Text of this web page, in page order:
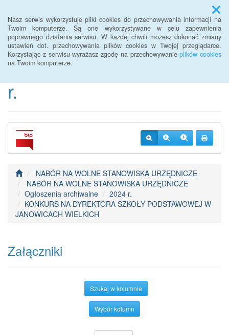
Nasz serwis wykorzystuje pliki cookies do przechowywania informacji na
Twoim komputerze. Są one wykorzystywane w celu zapewnienia
poprawnego działania serwisu. W każdej chwili możesz dokonać zmiany
ustawień dot. przechowywania plików cookies w Twojej przeglądarce.
Korzystając z serwisu wyrażasz zgodę na przechowywanieplików cookies
na Twoim komputerze.
Menu
BIP Urzędu Gminy
Janowice Wielkie od 2022
r.
NABÓR NA WOLNE STANOWISKA URZĘDNICZE
NABÓR NA WOLNE STANOWISKA URZĘDNICZE
Ogłoszenia archiwalne
2024 r.
KONKURS NA DYREKTORA SZKOŁY PODSTAWOWEJ W
JANOWICACH WIELKICH
Załączniki
Szukaj w kolumnie
Wybór kolumn